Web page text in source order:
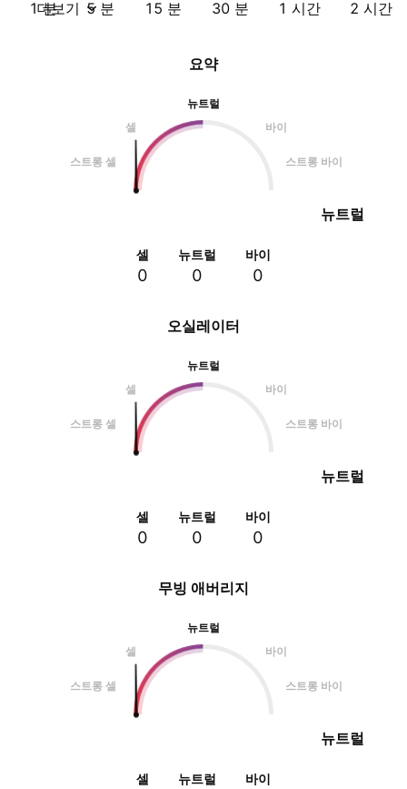
1 분 5 분 15 분 30 분 1 시간 2 시간
더보기
오실레이터
뉴트럴
셀
바이
스트롱 셀 스트롱 바이
뉴트럴
셀
0
뉴트럴
0
바이
0
요약
뉴트럴
셀
바이
스트롱 셀 스트롱 바이
뉴트럴
셀
0
뉴트럴
0
바이
0
무빙 애버리지
뉴트럴
셀
바이
스트롱 셀 스트롱 바이
뉴트럴
셀 뉴트럴 바이